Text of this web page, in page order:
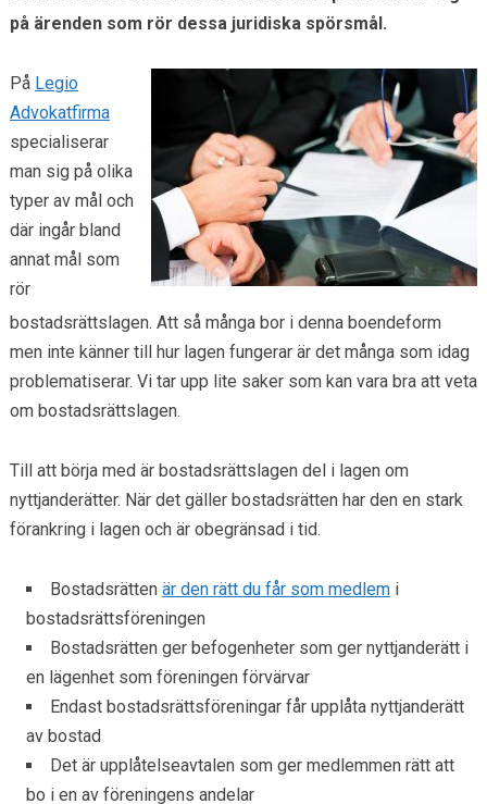
på ärenden som rör dessa juridiska spörsmål.
På Legio
Advokatfirma
specialiserar
man sig på olika
typer av mål och
där ingår bland
annat mål som
rör
bostadsrättslagen. Att så många bor i denna boendeform
men inte känner till hur lagen fungerar är det många som idag
problematiserar. Vi tar upp lite saker som kan vara bra att veta
om bostadsrättslagen.
Till att börja med är bostadsrättslagen del i lagen om
nyttjanderätter. När det gäller bostadsrätten har den en stark
förankring i lagen och är obegränsad i tid.
Bostadsrätten är den rätt du får som medlemi
bostadsrättsföreningen
Bostadsrätten ger befogenheter som ger nyttjanderätt i
en lägenhet som föreningen förvärvar
Endast bostadsrättsföreningar får upplåta nyttjanderätt
av bostad
Det är upplåtelseavtalen som ger medlemmen rätt att
bo i en av föreningens andelar